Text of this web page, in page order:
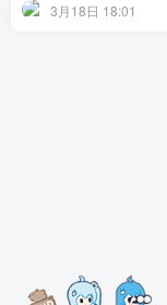
3月18日 18:01